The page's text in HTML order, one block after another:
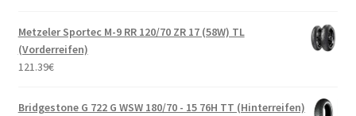
Metzeler Sportec M-9 RR 120/70 ZR 17 (58W) TL
(Vorderreifen)
121.39€
Bridgestone G 722 G WSW 180/70 - 15 76H TT (Hinterreifen)